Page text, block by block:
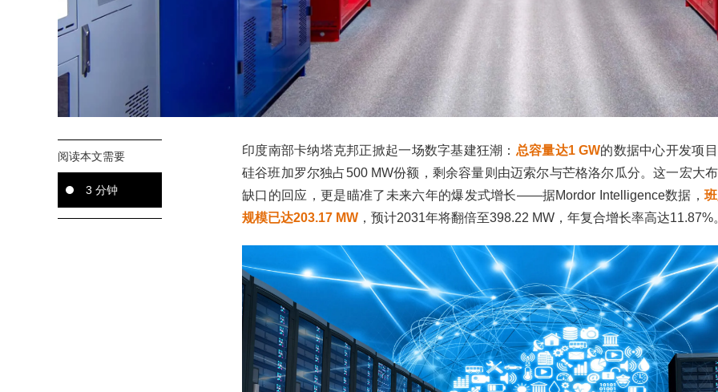
阅读本文需要
3 分钟
印度南部卡纳塔克邦正掀起一场数字基建狂潮： 总容量达1 GW的数据中心开发项
硅谷班加罗尔独占500 MW份额，剩余容量则由迈索尔与芒格洛尔瓜分。这一宏大
缺口的回应，更是瞄准了未来六年的爆发式增长——据Mordor Intelligence数据，
规模已达203.17 MW ，预计2031年将翻倍至398.22 MW，年复合增长率高达11.87%